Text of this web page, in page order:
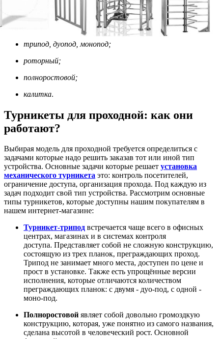
трипод, дуопод, монопод;
роторный;
полноростовой;
калитка.
Турникеты для проходной: как они
работают?
Выбирая модель для проходной требуется определиться с
задачами которые надо решить заказав тот или иной тип
устройства. Основные задачи которые решает установка
механического турникета это: контроль посетителей,
ограничение доступа, организация прохода. Под каждую из
задач подходит свой тип устройства. Рассмотрим основные
типы турникетов, которые доступны нашим покупателям в
нашем интернет-магазине:
Турникет-трипод встречается чаще всего в офисных
центрах, магазинах и в системах контроля
доступа. Представляет собой не сложную конструкцию,
состоящую из трех планок, преграждающих проход.
Трипод не занимает много места, доступен по цене и
прост в установке. Также есть упрощённые версии
исполнения, которые отличаются количеством
преграждающих планок: с двумя - дуо-под, с одной -
моно-под.
Полноростовой являет собой довольно громоздкую
конструкцию, которая, уже понятно из самого названия,
сделана высотой в человеческий рост. Основной